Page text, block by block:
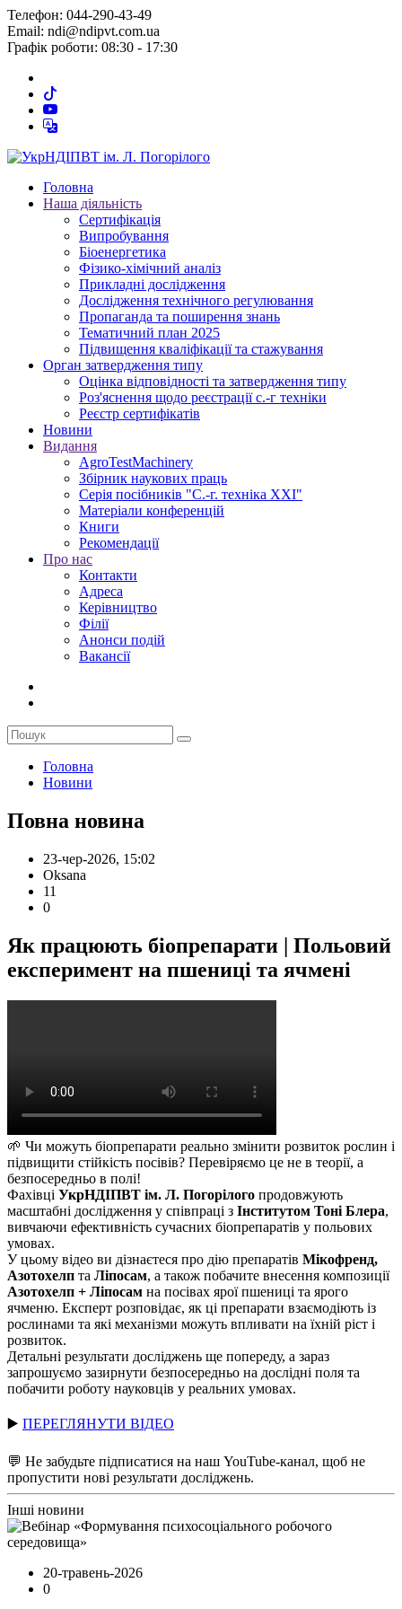
Телефон: 044-290-43-49
Email: ndi@ndipvt.com.ua
Графік роботи: 08:30 - 17:30
Головна
Наша діяльність
Сертифікація
Випробування
Біоенергетика
Фізико-хімічний аналіз
Прикладні дослідження
Дослідження технічного регулювання
Пропаганда та поширення знань
Тематичний план 2025
Підвищення кваліфікації та стажування
Орган затвердження типу
Оцінка відповідності та затвердження типу
Роз'яснення щодо реєстрації с.-г техніки
Реєстр сертифікатів
Новини
Видання
AgroTestMachinery
Збірник наукових праць
Серія посібників "С.-г. техніка XXI"
Матеріали конференцій
Книги
Рекомендації
Про нас
Контакти
Адреса
Керівництво
Філії
Анонси подій
Вакансії
Головна
Новини
Повна новина
23-чер-2026, 15:02
Oksana
11
0
Як працюють біопрепарати | Польовий
експеримент на пшениці та ячмені
🌱 Чи можуть біопрепарати реально змінити розвиток рослин і
підвищити стійкість посівів? Перевіряємо це не в теорії, а
безпосередньо в полі!
Фахівці УкрНДІПВТ ім. Л. Погорілого продовжують
масштабні дослідження у співпраці з Інститутом Тоні Блера,
вивчаючи ефективність сучасних біопрепаратів у польових
умовах.
У цьому відео ви дізнаєтеся про дію препаратів Мікофренд,
Азотохелп та Ліпосам, а також побачите внесення композиції
Азотохелп + Ліпосам на посівах ярої пшениці та ярого
ячменю. Експерт розповідає, як ці препарати взаємодіють із
рослинами та які механізми можуть впливати на їхній ріст і
розвиток.
Детальні результати досліджень ще попереду, а зараз
запрошуємо зазирнути безпосередньо на дослідні поля та
побачити роботу науковців у реальних умовах.
▶️ ПЕРЕГЛЯНУТИ ВІДЕО
💬 Не забудьте підписатися на наш YouTube-канал, щоб не
пропустити нові результати досліджень.
Інші новини
20-травень-2026
0